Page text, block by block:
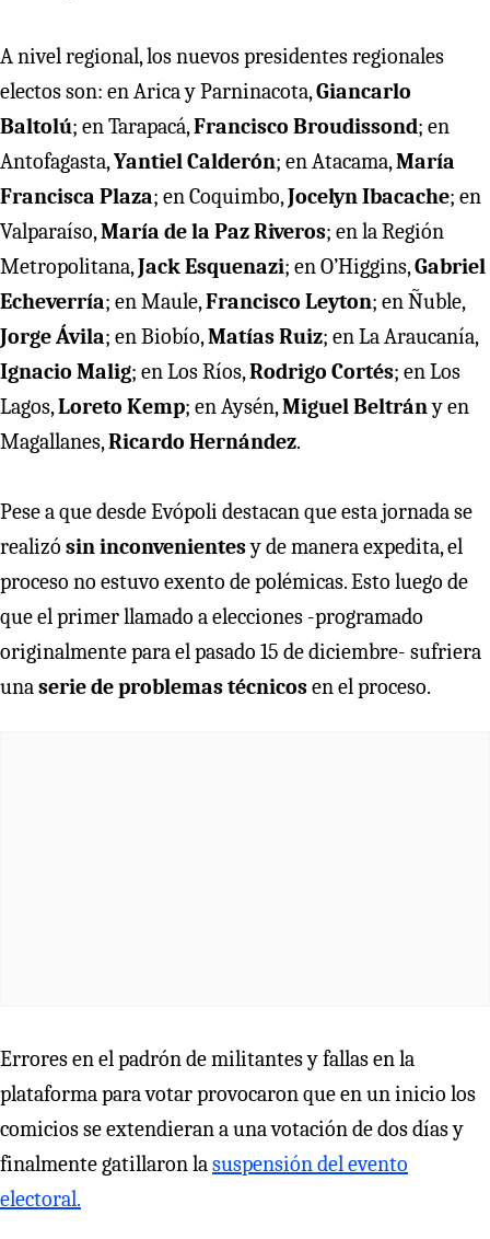
A nivel regional, los nuevos presidentes regionales
electos son: en Arica y Parninacota,Giancarlo
Baltolú; en Tarapacá,Francisco Broudissond; en
Antofagasta,Yantiel Calderón; en Atacama,María
Francisca Plaza; en Coquimbo,Jocelyn Ibacache; en
Valparaíso,María de la Paz Riveros; en la Región
Metropolitana,Jack Esquenazi; en O’Higgins,Gabriel
Echeverría; en Maule,Francisco Leyton; en Ñuble,
Jorge Ávila; en Biobío,Matías Ruiz; en La Araucanía,
Ignacio Malig; en Los Ríos,Rodrigo Cortés; en Los
Lagos,Loreto Kemp; en Aysén,Miguel Beltrány en
Magallanes,Ricardo Hernández.
Pese a que desde Evópoli destacan que esta jornada se
realizó sin inconvenientesy de manera expedita, el
proceso no estuvo exento de polémicas. Esto luego de
que el primer llamado a elecciones -programado
originalmente para el pasado 15 de diciembre- sufriera
unaserie de problemas técnicosen el proceso.
Errores en el padrón de militantes y fallas en la
plataforma para votar provocaron que en un inicio los
comicios se extendieran a una votación de dos días y
finalmente gatillaron lasuspensión del evento
electoral.